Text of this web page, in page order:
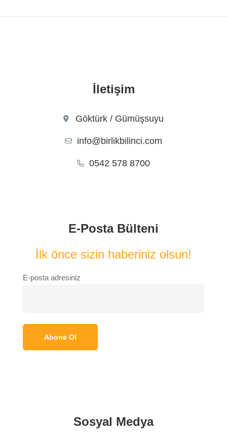
İletişim
Göktürk / Gümüşsuyu
info@birlikbilinci.com
0542 578 8700
E-Posta Bülteni
İlk önce sizin haberiniz olsun!
E-posta adresiniz
Sosyal Medya